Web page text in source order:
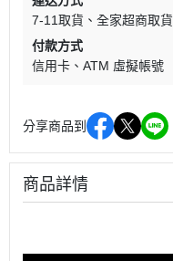
7-11取貨
全家超商取貨
付款方式
信用卡
ATM 虛擬帳號
分享商品到
商品詳情